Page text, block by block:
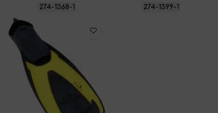
274-1368-1 274-1399-1